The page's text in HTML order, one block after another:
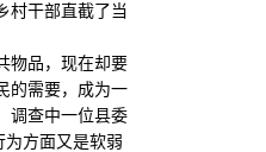
村干部直截了当
物品，现在却要
的需要，成为一
调查中一位县委
方面又是软弱